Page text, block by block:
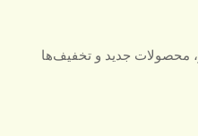
محصولات جدید و تخفیف‌ها